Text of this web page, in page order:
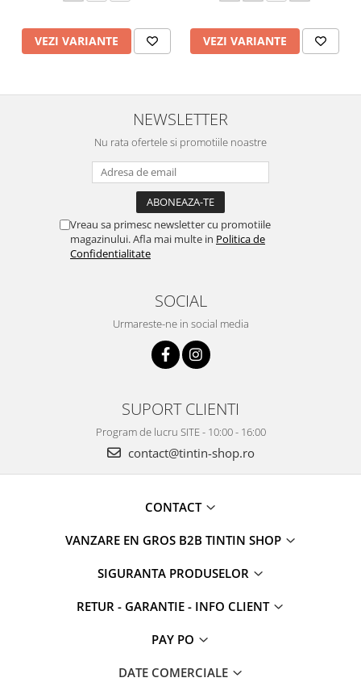
VEZI VARIANTE VEZI VARIANTE
NEWSLETTER
Nu rata ofertele si promotiile noastre
Vreau sa primesc newsletter cu promotiile
magazinului. Afla mai multe in Politica de
Confidentialitate
SOCIAL
Urmareste-ne in social media
SUPORT CLIENTI
Program de lucru SITE - 10:00 - 16:00
contact@tintin-shop.ro
CONTACT
VANZARE EN GROS B2B TINTIN SHOP
SIGURANTA PRODUSELOR
RETUR - GARANTIE - INFO CLIENT
PAY PO
DATE COMERCIALE